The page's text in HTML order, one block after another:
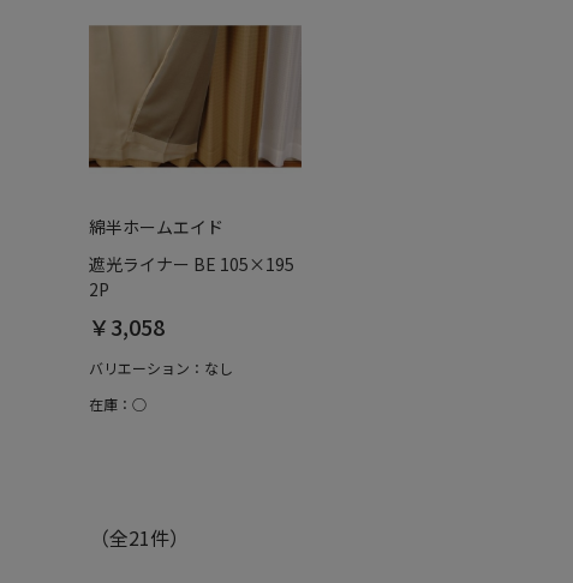
綿半ホームエイド
遮光ライナー BE 105×195
2P
￥3,058
バリエーション：なし
在庫：○
（全21件）